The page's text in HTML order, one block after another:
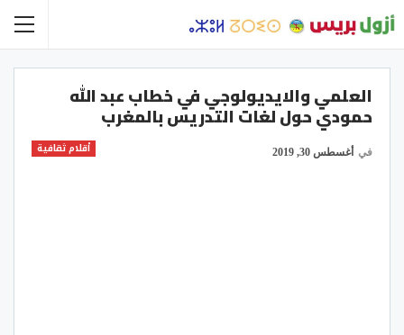
العلمي والايديولوجي في خطاب عبد الله
حمودي حول لغات التدريس بالمغرب
أقلام ثقافية في أغسطس 30, 2019